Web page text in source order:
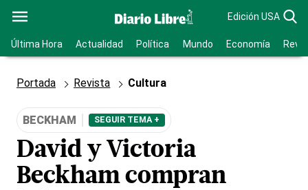
Edición USA
Última Hora Actualidad Política Mundo Economía
Portada Revista Cultura
BECKHAM SEGUIR TEMA +
David y Victoria
Beckham compran